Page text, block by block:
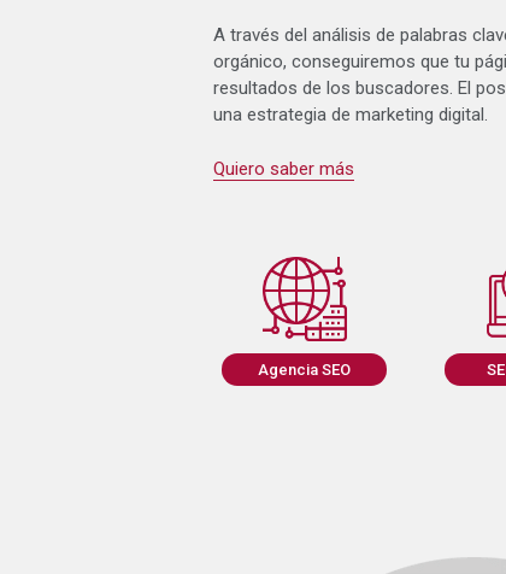
A través del análisis de palabras
orgánico, conseguiremos que tu
resultados de los buscadores. El
una estrategia de marketing digital.
Quiero saber más
Agencia SEO